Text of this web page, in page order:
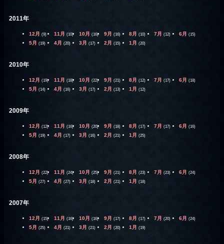
2011年
12月 (9) 11月 (10) 10月 (16) 9月 (16) 8月 (10) 7月 (12) 6月 (15)
5月 (19) 4月 (20) 3月 (17) 2月 (15) 1月 (20)
2010年
12月 (19) 11月 (18) 10月 (22) 9月 (21) 8月 (12) 7月 (17) 6月 (18)
5月 (14) 4月 (16) 3月 (17) 2月 (13) 1月 (12)
2009年
12月 (12) 11月 (16) 10月 (20) 9月 (18) 8月 (17) 7月 (17) 6月 (16)
5月 (19) 4月 (17) 3月 (16) 2月 (21) 1月 (25)
2008年
12月 (22) 11月 (24) 10月 (25) 9月 (21) 8月 (23) 7月 (23) 6月 (24)
5月 (27) 4月 (27) 3月 (18) 2月 (21) 1月 (18)
2007年
12月 (15) 11月 (16) 10月 (16) 9月 (17) 8月 (17) 7月 (20) 6月 (24)
5月 (25) 4月 (21) 3月 (21) 2月 (20) 1月 (19)